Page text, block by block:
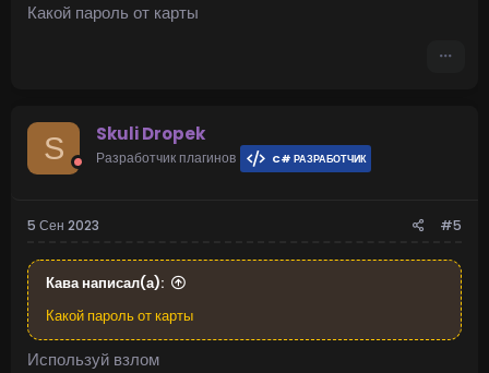
Какой пароль от карты
S Skuli Dropek
Разработчик плагинов C# РАЗРАБОТЧИК
5 Сен 2023 #5
Кава написал(а):
Какой пароль от карты
Используй взлом